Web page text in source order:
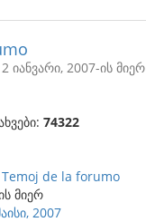
იანვარი, 2007-ის მიერ
74322
Temoj de la forumo
მიერ
2007